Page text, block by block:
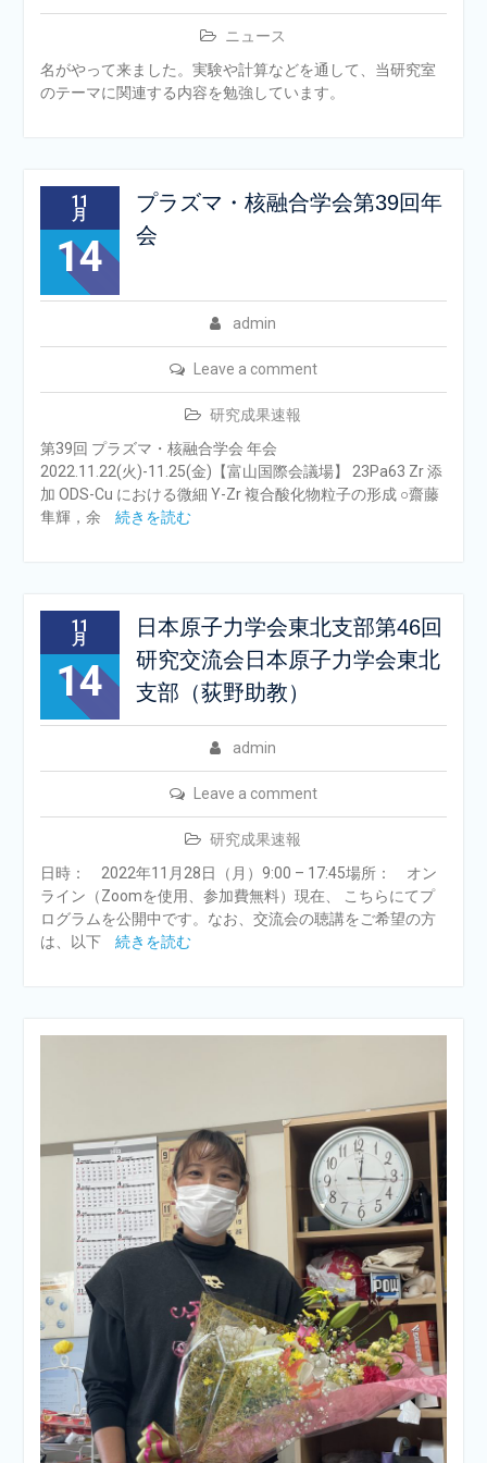
ニュース
名がやって来ました。実験や計算などを通して、当研究室
のテーマに関連する内容を勉強しています。
11
月
14
プラズマ・核融合学会第39回年
会
admin
Leave a comment
研究成果速報
第39回 プラズマ・核融合学会 年会
2022.11.22(火)-11.25(金)【富山国際会議場】 23Pa63 Zr 添
加 ODS-Cu における微細 Y-Zr 複合酸化物粒子の形成 ○齋藤
隼輝，余
続きを読む
11
月
14
日本原子力学会東北支部第46回
研究交流会日本原子力学会東北
支部（荻野助教）
admin
Leave a comment
研究成果速報
日時： 2022年11月28日（月）9:00 – 17:45場所： オン
ライン（Zoomを使用、参加費無料）現在、 こちらにてプ
ログラムを公開中です。なお、交流会の聴講をご希望の方
は、以下
続きを読む